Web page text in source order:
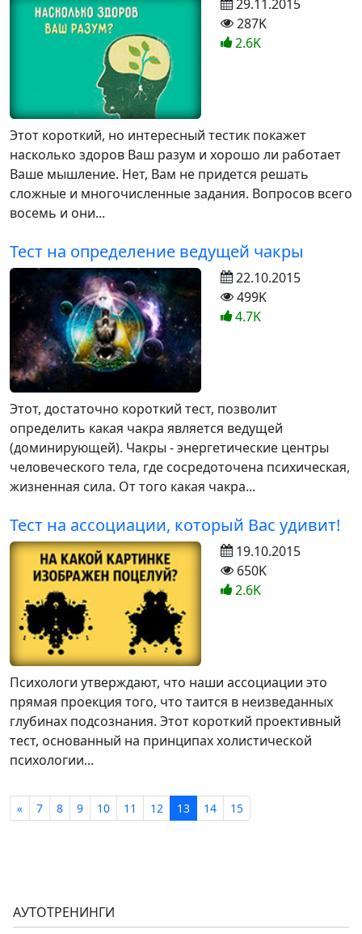
Этот короткий, но интересный тестик покажет
насколько здоров Ваш разум и хорошо ли работает
Ваше мышление. Нет, Вам не придется решать
сложные и многочисленные задания. Вопросов всего
восемь и они...
29.11.2015
287K
2.6K
Тест на определение ведущей чакры
Этот, достаточно короткий тест, позволит
определить какая чакра является ведущей
(доминирующей). Чакры - энергетические центры
человеческого тела, где сосредоточена психическая,
жизненная сила. От того какая чакра...
22.10.2015
499K
4.7K
Тест на ассоциации, который Вас удивит!
Психологи утверждают, что наши ассоциации это
прямая проекция того, что таится в неизведанных
глубинах подсознания. Этот короткий проективный
тест, основанный на принципах холистической
психологии...
19.10.2015
650K
2.6K
« 7 8 9 10 11 12 13 14 15
АУТОТРЕНИНГИ